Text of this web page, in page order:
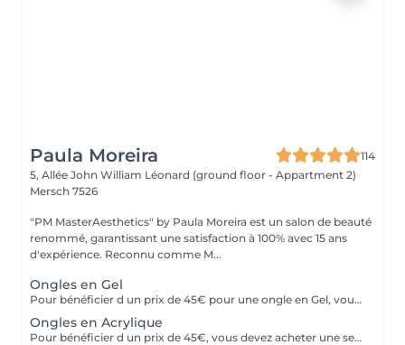
Paula Moreira
114
5, Allée John William Léonard (ground floor - Appartment 2)
Mersch 7526
"PM MasterAesthetics" by Paula Moreira est un salon de beauté
renommé, garantissant une satisfaction à 100% avec 15 ans
d'expérience. Reconnu comme M...
Ongles en Gel
Pour bénéficier d un prix de 45€ pour une ongle en Gel, vous devez acheter une seul fois le kit individuel comprenant tout le matériel nom jetable nécessaire,qui sera conserve pour nous , pour de futurs rendez-vous, garantissant ainsi une meilleure hygiène.* *Renouvelable chaque année.
Ongles en Acrylique
Pour bénéficier d un prix de 45€, vous devez acheter une seule fois le kit individuel comprenant tout le matériel non jetable nécessaire , qui sera conserve pour nous pour de futurs rendez-vous, garantissant ainsi une meilleure hygiène.* *renouvelabre chaque année.